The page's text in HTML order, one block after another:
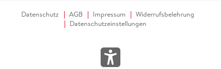
Datenschutz AGB Impressum
Widerrufsbelehrung
Datenschutzeinstellungen